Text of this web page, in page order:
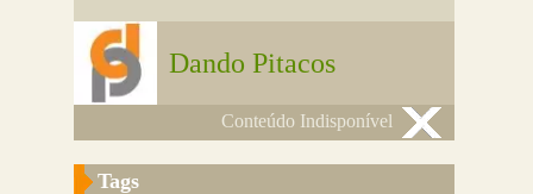
Dando Pitacos
Conteúdo Indisponível
Tags